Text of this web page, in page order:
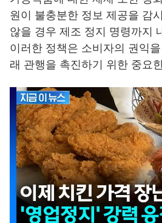
원이 불충분한 정보 제공을 감
않을 경우 제조 정지 명령까지
이러한 정책은 소비자의 권익
래 관행을 촉진하기 위한 중요